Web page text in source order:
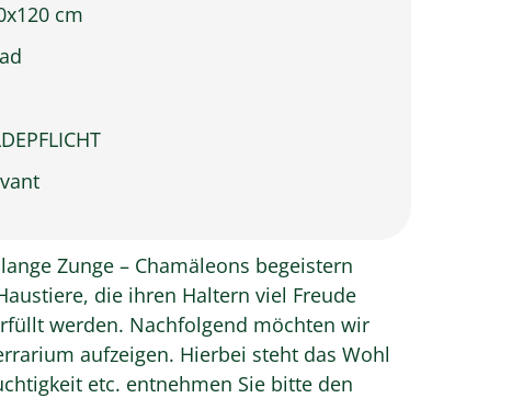
cm
Zunge – Chamäleons begeistern
die ihren Haltern viel Freude
werden. Nachfolgend möchten wir
aufzeigen. Hierbei steht das Wohl
etc. entnehmen Sie bitte den